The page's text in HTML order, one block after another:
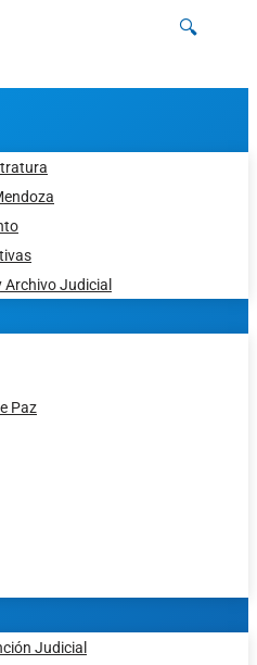
🔍
Archivo Judicial
Paz
Judicial